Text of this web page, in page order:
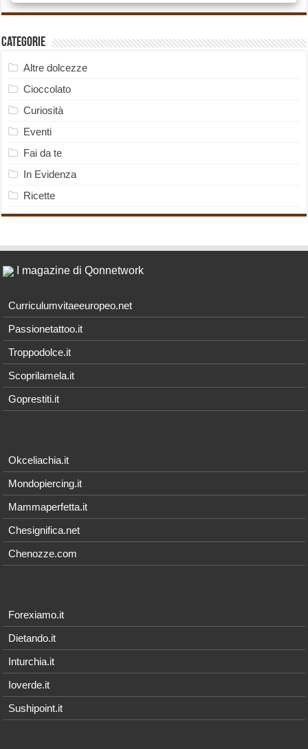
Categorie
Altre dolcezze
Cioccolato
Curiosità
Eventi
Fai da te
In Evidenza
Ricette
I magazine di Qonnetwork
Curriculumvitaeeuropeo.net
Passionetattoo.it
Troppodolce.it
Scoprilamela.it
Goprestiti.it
Okceliachia.it
Mondopiercing.it
Mammaperfetta.it
Chesignifica.net
Chenozze.com
Forexiamo.it
Dietando.it
Inturchia.it
Ioverde.it
Sushipoint.it